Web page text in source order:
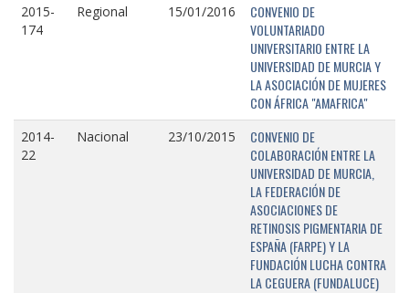
2015-
174
Regional 15/01/2016
CONVENIO DE
VOLUNTARIADO
UNIVERSITARIO ENTRE LA
UNIVERSIDAD DE MURCIA Y
LA ASOCIACIÓN DE MUJERES
CON ÁFRICA "AMAFRICA"
2014-
22
Nacional 23/10/2015
CONVENIO DE
COLABORACIÓN ENTRE LA
UNIVERSIDAD DE MURCIA,
LA FEDERACIÓN DE
ASOCIACIONES DE
RETINOSIS PIGMENTARIA DE
ESPAÑA (FARPE) Y LA
FUNDACIÓN LUCHA CONTRA
LA CEGUERA (FUNDALUCE)